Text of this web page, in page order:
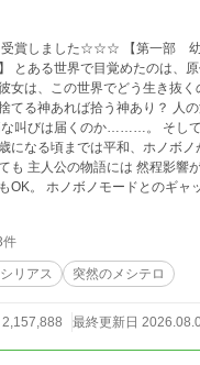
部 幼少期編 完結】 【第
世界でどう生き抜くのか。 母の愛情
てる神あれば拾う神あり？ 人
な叫びは届くのか………。 そし
も 主人公の物語には 然程影響
OK。 ホノボノモードとのギャ
。
すので、悪意あるコメントは削
件
リアス 突然のメシテロ
最終更新日